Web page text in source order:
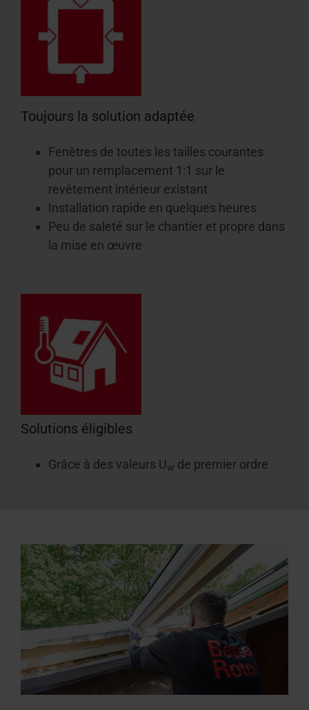
Toujours la solution adaptée
Fenêtres de toutes les tailles courantes
pour un remplacement 1:1 sur le
revêtement intérieur existant
Installation rapide en quelques heures
Peu de saleté sur le chantier et propre dans
la mise en œuvre
Solutions éligibles
Grâce à des valeurs Uw de premier ordre